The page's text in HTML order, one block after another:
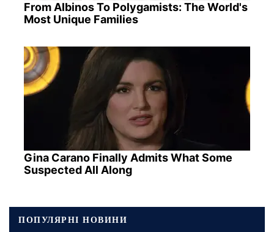
From Albinos To Polygamists: The World's
Most Unique Families
Gina Carano Finally Admits What Some
Suspected All Along
ПОПУЛЯРНІ НОВИНИ